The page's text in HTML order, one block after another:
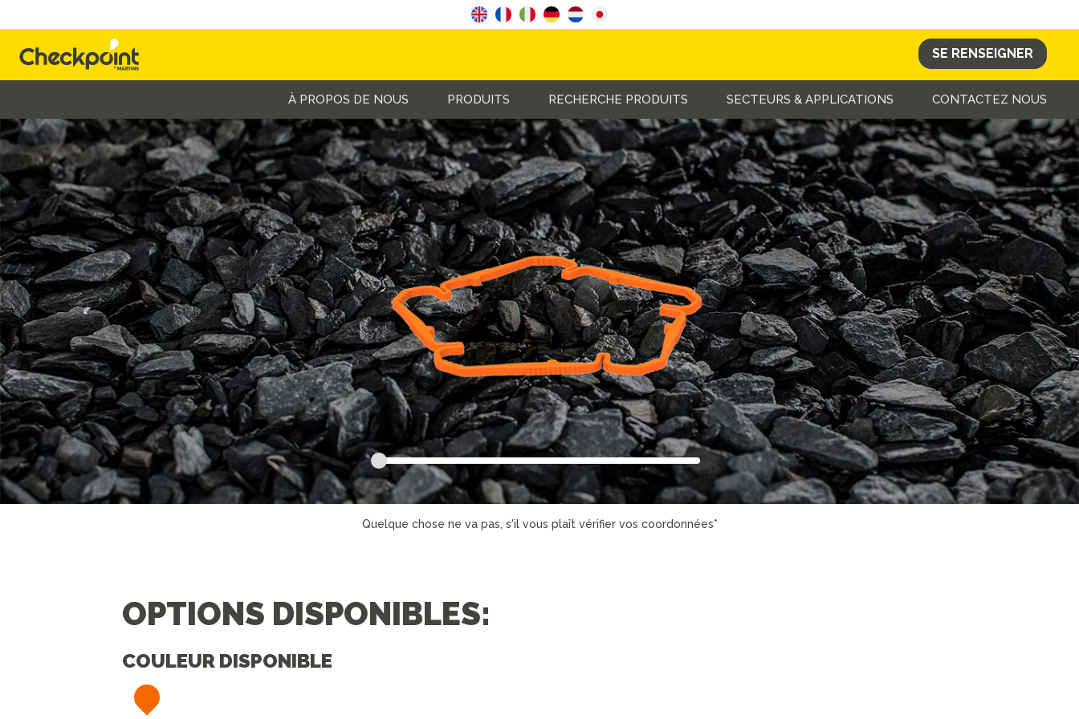
SE RENSEIGNER
À PROPOS DE NOUS PRODUITS RECHERCHE PRODUITS SECTEURS & APPLICATIONS CONTACTEZ NOUS
Quelque chose ne va pas, s'il vous plaît vérifier vos coordonnées*
OPTIONS DISPONIBLES:
COULEUR DISPONIBLE